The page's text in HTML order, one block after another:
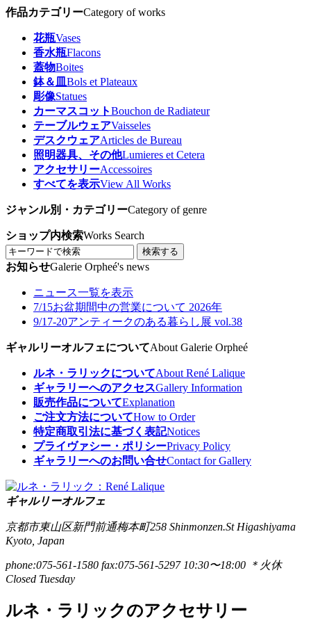
作品カテゴリーCategory of works
花瓶Vases
香水瓶Flacons
蓋物Boites
鉢＆皿 Bols et Plateaux
彫像Statues
カーマスコットBouchon de Radiateur
テーブルウェアVaisseles
デスクウェアArticles de Bureau
照明器具、その他Lumieres et Cetera
アクセサリーAccessoires
すべてを表示View All Works
ジャンル別・カテゴリーCategory of genre
ショップ内検索Works Search
検索する
お知らせGalerie Orpheé's news
ニュース一覧を表示
7/15お盆期間中の営業について 2026年
9/17-20アンティークのある暮らし展 vol.38
ギャルリーオルフェについてAbout Galerie Orpheé
ルネ・ラリックについてAbout René Lalique
ギャラリーへのアクセスGallery Information
販売作品についてExplanation
ご注文方法についてHow to Order
特定商取引法に基づく表記Notices
プライヴァシー・ポリシーPrivacy Policy
ギャラリーへのお問い合せContact for Gallery
ギャルリーオルフェ
京都市東山区新門前通梅本町258 Shinmonzen.St Higashiyama
Kyoto, Japan
phone:075-561-1580 fax:075-561-5297 10:30〜18:00 ＊火休
Closed Tuesday
ルネ・ラリックのアクセサリー